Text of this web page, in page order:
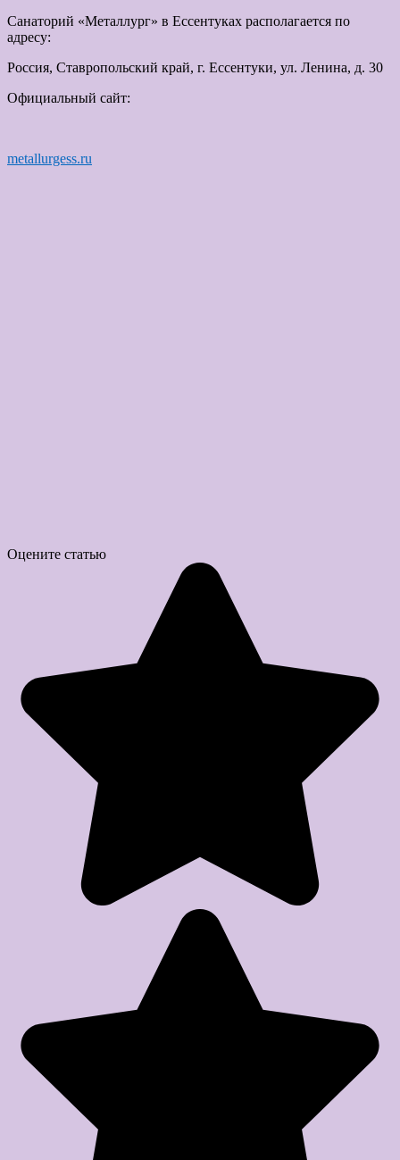
Санаторий «Металлург» в Ессентуках располагается по
адресу:
Россия, Ставропольский край, г. Ессентуки, ул. Ленина, д. 30
Официальный сайт:
metallurgess.ru
Оцените статью